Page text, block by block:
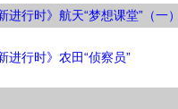
进行时》航天“梦想课堂”（一
进行时》农田“侦察员”